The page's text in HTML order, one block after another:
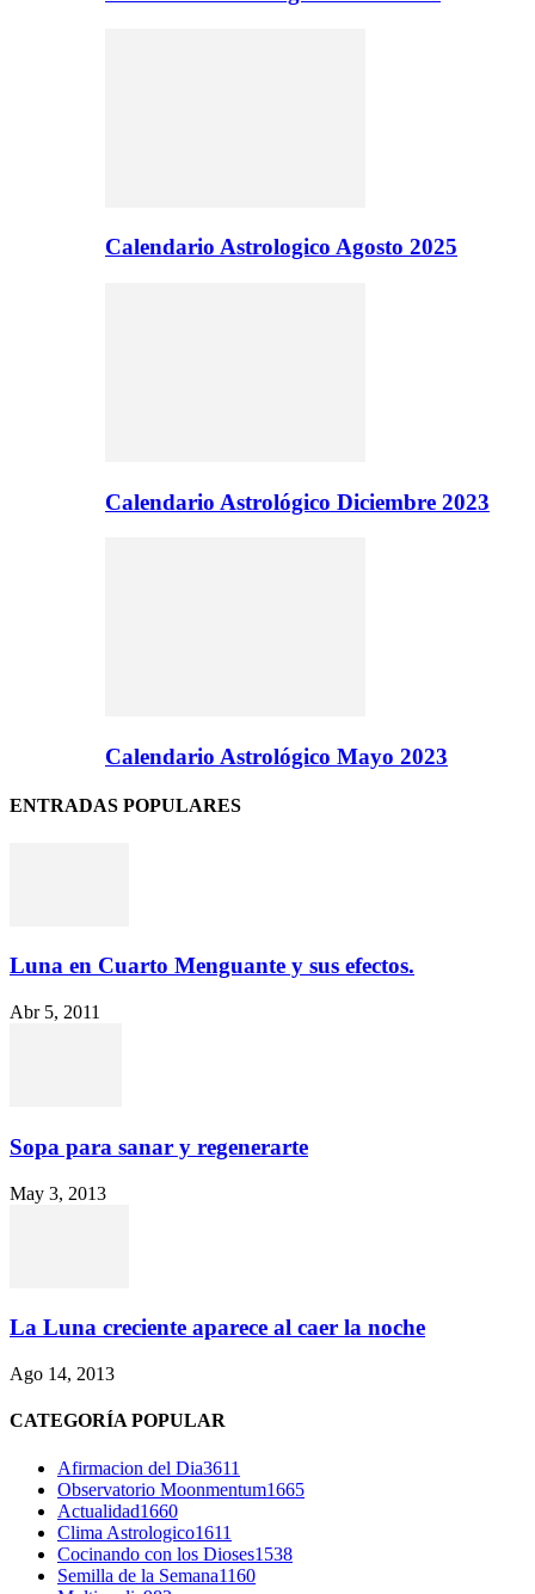
Calendario Astrologico Agosto 2025
Calendario Astrológico Diciembre 2023
Calendario Astrológico Mayo 2023
ENTRADAS POPULARES
Luna en Cuarto Menguante y sus efectos.
Abr 5, 2011
Sopa para sanar y regenerarte
May 3, 2013
La Luna creciente aparece al caer la noche
Ago 14, 2013
CATEGORÍA POPULAR
Afirmacion del Dia3611
Observatorio Moonmentum1665
Actualidad1660
Clima Astrologico1611
Cocinando con los Dioses1538
Semilla de la Semana1160